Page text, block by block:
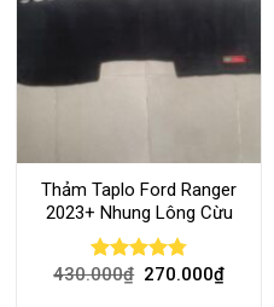
Thảm Taplo Ford Ranger
2023+ Nhung Lông Cừu
Rated 4.80
430.000₫ 270.000₫